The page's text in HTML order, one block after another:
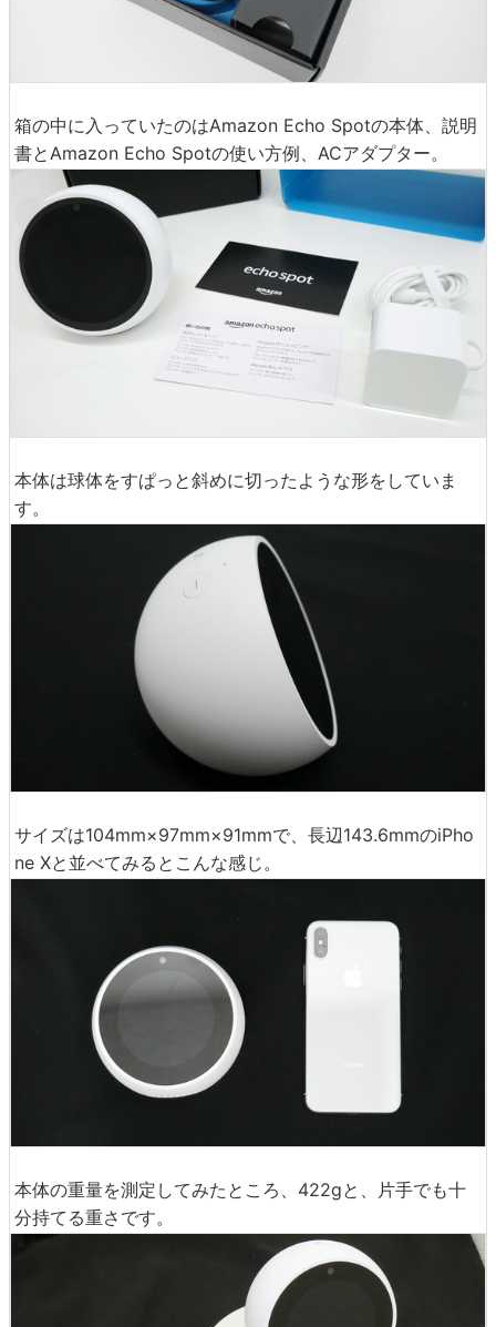
箱の中に入っていたのはAmazon Echo Spotの本体、説明
書とAmazon Echo Spotの使い方例、ACアダプター。
本体は球体をすぱっと斜めに切ったような形をしていま
す。
サイズは104mm×97mm×91mmで、長辺143.6mmのiPho
ne Xと並べてみるとこんな感じ。
本体の重量を測定してみたところ、422gと、片手でも十
分持てる重さです。